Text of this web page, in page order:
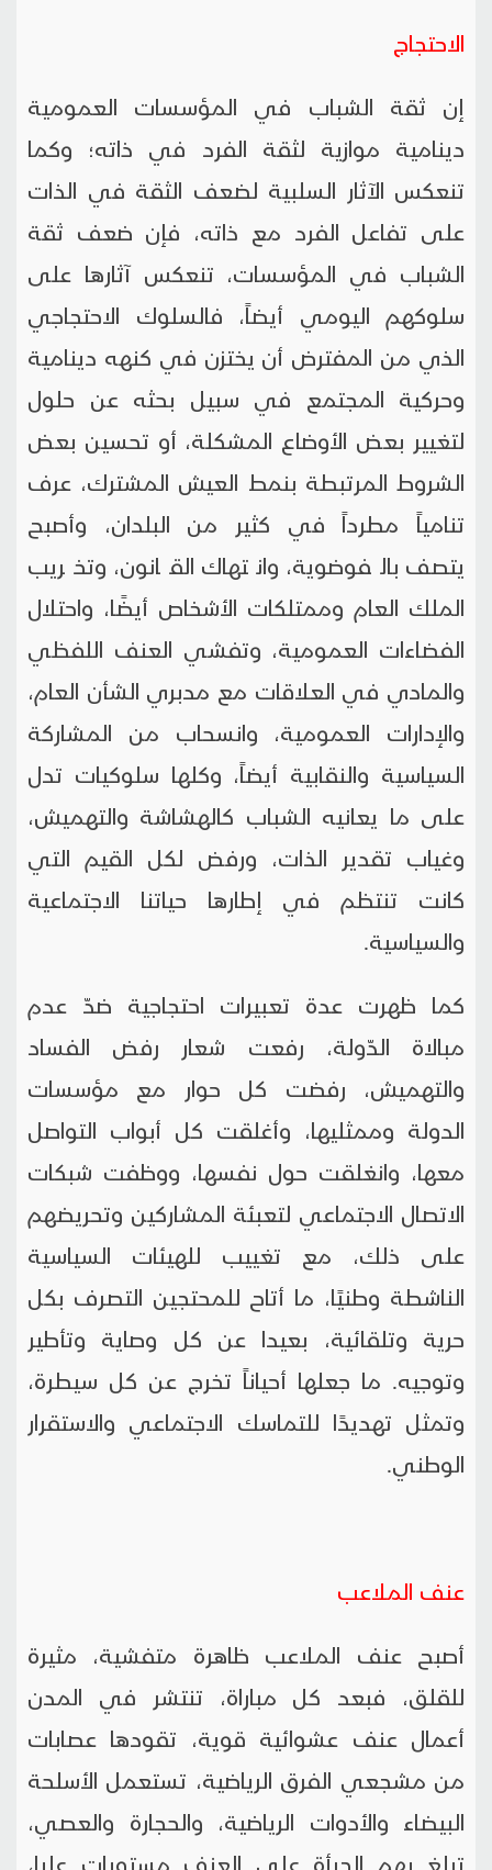
الاحتجاج
إن ثقة الشباب في المؤسسات العمومية
دينامية موازية لثقة الفرد في ذاته؛ وكما
تنعكس الآثار السلبية لضعف الثقة في الذات
على تفاعل الفرد مع ذاته، فإن ضعف ثقة
الشباب في المؤسسات، تنعكس آثارها على
سلوكهم اليومي أيضاً، فالسلوك الاحتجاجي
الذي من المفترض أن يختزن في كنهه دينامية
وحركية المجتمع في سبيل بحثه عن حلول
لتغيير بعض الأوضاع المشكلة، أو تحسين بعض
الشروط المرتبطة بنمط العيش المشترك، عرف
تنامياً مطرداً في كثير من البلدان، وأصبح
يتصف بالفوضوية، وانتهاك القانون، وتخريب
الملك العام وممتلكات الأشخاص أيضًا، واحتلال
الفضاءات العمومية، وتفشي العنف اللفظي
والمادي في العلاقات مع مدبري الشأن العام،
والإدارات العمومية، وانسحاب من المشاركة
السياسية والنقابية أيضاً، وكلها سلوكيات تدل
على ما يعانيه الشباب كالهشاشة والتهميش،
وغياب تقدير الذات، ورفض لكل القيم التي
كانت تنتظم في إطارها حياتنا الاجتماعية
والسياسية.
كما ظهرت عدة تعبيرات احتجاجية ضدّ عدم
مبالاة الدّولة، رفعت شعار رفض الفساد
والتهميش، رفضت كل حوار مع مؤسسات
الدولة وممثليها، وأغلقت كل أبواب التواصل
معها، وانغلقت حول نفسها، ووظفت شبكات
الاتصال الاجتماعي لتعبئة المشاركين وتحريضهم
على ذلك، مع تغييب للهيئات السياسية
الناشطة وطنيًا، ما أتاح للمحتجين التصرف بكل
حرية وتلقائية، بعيدا عن كل وصاية وتأطير
وتوجيه. ما جعلها أحياناً تخرج عن كل سيطرة،
وتمثل تهديدًا للتماسك الاجتماعي والاستقرار
الوطني.
عنف الملاعب
أصبح عنف الملاعب ظاهرة متفشية، مثيرة
للقلق، فبعد كل مباراة، تنتشر في المدن
أعمال عنف عشوائية قوية، تقودها عصابات
من مشجعي الفرق الرياضية، تستعمل الأسلحة
البيضاء والأدوات الرياضية، والحجارة والعصي،
تبلغ بهم الجرأة على العنف مستويات عليا،